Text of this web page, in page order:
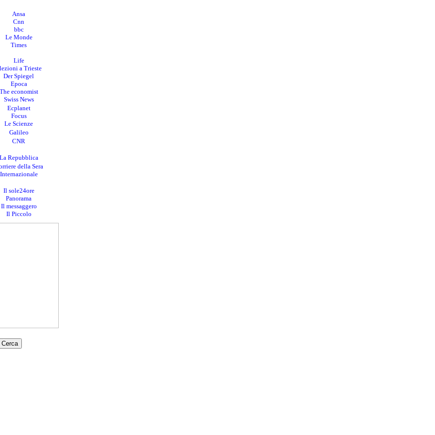
Ansa
Cnn
bbc
Le Monde
Times
Life
a Trieste
Der Spiegel
Epoca
economist
Swiss News
Ecplanet
Focus
Le Scienze
Galileo
CNR
Repubblica
della Sera
Internazionale
Il sole24ore
Panorama
Il messaggero
Il Piccolo